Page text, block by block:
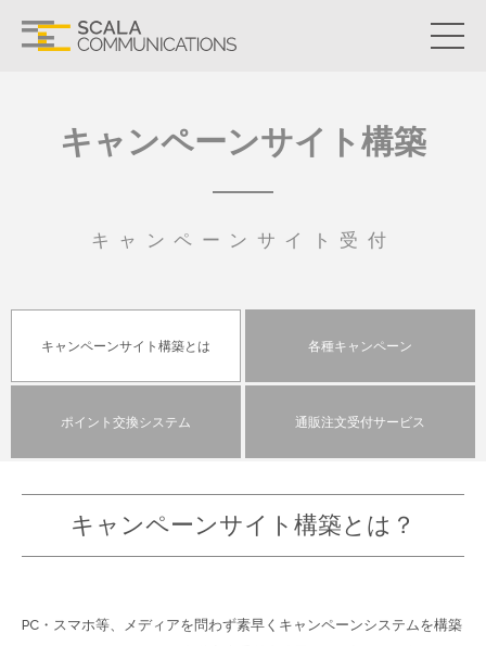
キャンペーンサイト構築
キャンペーンサイト受付
キャンペーンサイト 構築とは 各種キャンペーン
ポイント交換 システム 通販注文受付サービス
キャンペーンサイト 構築とは？
PC・スマホ等、メディアを問わず素早くキャンペーンシステムを構築